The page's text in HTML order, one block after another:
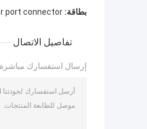
بطاقة: port connector
تفاصيل الاتصال
إرسال استفسارك مباشرة